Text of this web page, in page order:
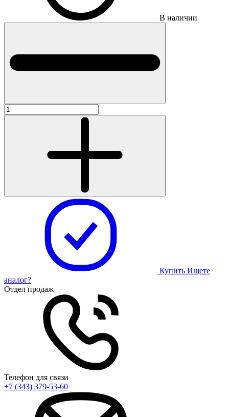
В наличии
Купить Ищете
аналог?
Отдел продаж
Телефон для связи
+7 (343) 379-53-60